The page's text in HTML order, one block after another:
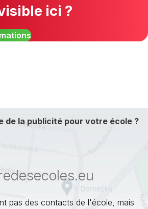
ici ?
de la publicité pour votre école ?
pas des contacts de l'école, mais